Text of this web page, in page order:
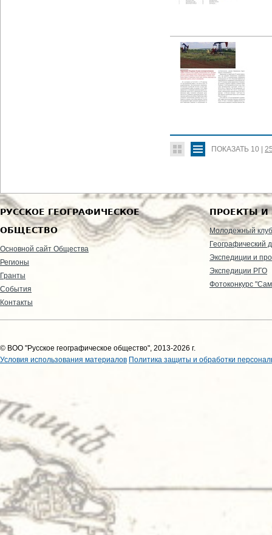
ПОКАЗАТЬ 10
РУССКОЕ ГЕОГРАФИЧЕСКОЕ
ОБЩЕСТВО
Основной сайт Общества
Регионы
Гранты
События
Контакты
ПРОЕКТЫ И
Молодежный клуб
Географический
Экспедиции и
Экспедиции РГО
Фотоконкурс
© ВОО "Русское географическое общество", 2013-2026 г.
Условия использования материалов Политика защиты и обработки